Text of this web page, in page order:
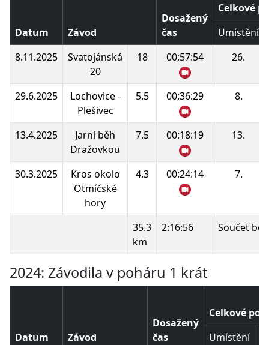
Datum Závod
Dosažený
čas
Celkové
Umístění
8.11.2025
Svatojánská
20
18 00:57:54 26.
29.6.2025
Lochovice -
Plešivec
5.5 00:36:29 8.
13.4.2025
Jarní běh
Dražovkou
7.5 00:18:19 13.
30.3.2025
Kros okolo
Otmíčské
hory
4.3 00:24:14 7.
35.3
km
2:16:56 Součet
2024: Závodila v poháru 1 krát
Datum Závod
Dosažený
čas
Celkové
Umístění